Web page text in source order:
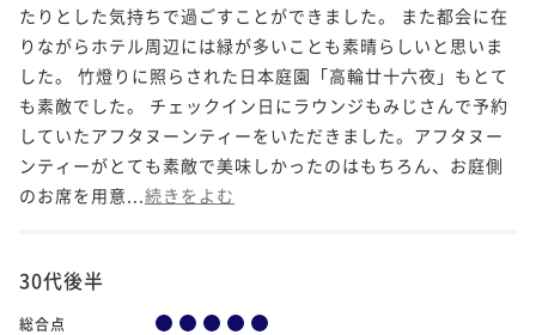
たりとした気持ちで過ごすことができました。 また都会に在
りながらホテル周辺には緑が多いことも素晴らしいと思いま
した。 竹燈りに照らされた日本庭園「高輪廿十六夜」もとて
も素敵でした。 チェックイン日にラウンジもみじさんで予約
していたアフタヌーンティーをいただきました。アフタヌー
ンティーがとても素敵で美味しかったのはもちろん、お庭側
のお席を用意... 続きをよむ
30代後半
総合点